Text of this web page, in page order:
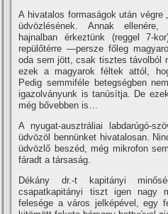
A hivatalos formaságok után végre
üdvözlésének. Annak
hajnalban érkeztünk (reggel 7-
repülőtérre —persze főleg
oda sem jött, csak tisztes távolból
ezek a magyarok féltek attól,
Pedig semmiféle betegségben
igazolványunk is tanúsí­tja. De
még bővebben is…
A nyugat-ausztráliai labdarúgó-
üdvözöl bennünket hivatalosan.
üdvözlő beszéd, még mikrofon
fáradt a társaság.
Dékány dr.-t kapitányi
csapatkapitányi tiszt igen nagy
felesége a város jelképével, egy